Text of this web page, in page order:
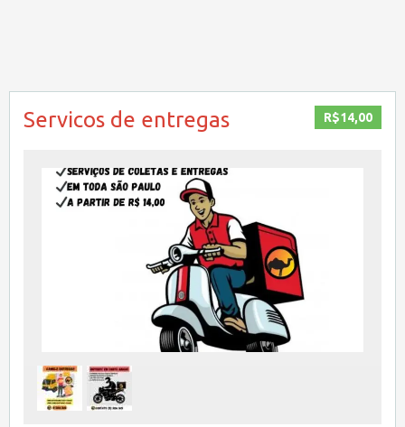
R$14,00
Servicos de entregas